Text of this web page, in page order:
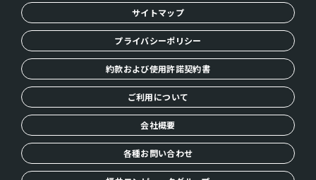
サイトマップ
プライバシーポリシー
約款および使用許諾契約書
ご利用について
会社概要
各種お問い合わせ